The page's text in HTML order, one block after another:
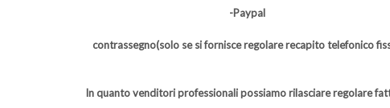
-Paypal
contrassegno(solo se si fornisce regolare recapito telefonico
In quanto venditori professionali possiamo rilasciare regolare